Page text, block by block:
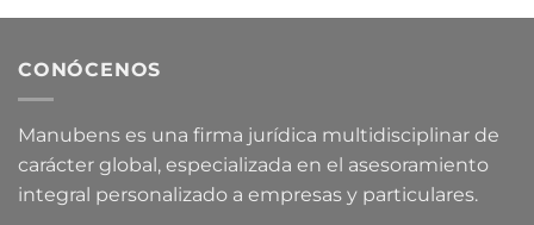
CONÓCENOS
Manubens es una firma jurídica multidisciplinar de
carácter global, especializada en el asesoramiento
integral personalizado a empresas y particulares.